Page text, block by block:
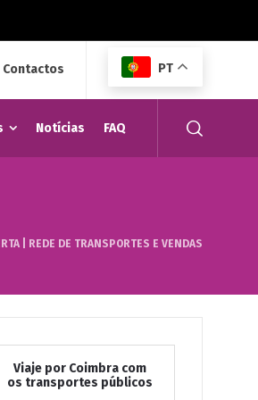
Contactos PT
Notícias FAQ
| REDE DE TRANSPORTES E VENDAS
Viaje por Coimbra com
os transportes públicos